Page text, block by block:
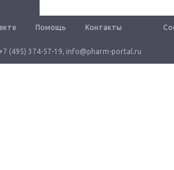
Помощь Контакты
+7 (495) 374-57-19, info@pharm-portal.ru